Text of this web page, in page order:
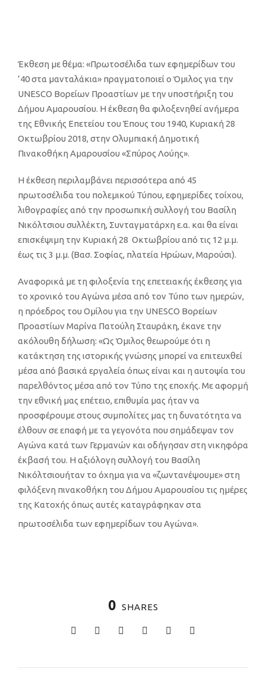
Έκθεση με θέμα: «Πρωτοσέλιδα των εφημερίδων του
’40 στα μανταλάκια» πραγματοποιεί ο Όμιλος για την
UNESCO Βορείων Προαστίων με την υποστήριξη του
Δήμου Αμαρουσίου. Η έκθεση θα φιλοξενηθεί ανήμερα
της Εθνικής Επετείου του Έπους του 1940, Κυριακή 28
Οκτωβρίου 2018, στην Ολυμπιακή Δημοτική
Πινακοθήκη Αμαρουσίου «Σπύρος Λούης».
Η έκθεση περιλαμβάνει περισσότερα από 45
πρωτοσέλιδα του πολεμικού Τύπου, εφημερίδες τοίχου,
λιθογραφίες από την προσωπική συλλογή του Βασίλη
Νικόλτσιου συλλέκτη, Συνταγματάρχη ε.α. και θα είναι
επισκέψιμη την Κυριακή 28 Οκτωβρίου από τις 12 μ.μ.
έως τις 3 μ.μ. (Βασ. Σοφίας, πλατεία Ηρώων, Μαρούσι).
Αναφορικά με τη φιλοξενία της επετειακής έκθεσης για
το χρονικό του Αγώνα μέσα από τον Τύπο των ημερών,
η πρόεδρος του Ομίλου για την UNESCO Βορείων
Προαστίων Μαρίνα Πατούλη Σταυράκη, έκανε την
ακόλουθη δήλωση: «Ως Όμιλος θεωρούμε ότι η
κατάκτηση της ιστορικής γνώσης μπορεί να επιτευχθεί
μέσα από βασικά εργαλεία όπως είναι και η αυτοψία του
παρελθόντος μέσα από τον Τύπο της εποχής. Με αφορμή
την εθνική μας επέτειο, επιθυμία μας ήταν να
προσφέρουμε στους συμπολίτες μας τη δυνατότητα να
έλθουν σε επαφή με τα γεγονότα που σημάδεψαν τον
Αγώνα κατά των Γερμανών και οδήγησαν στη νικηφόρα
έκβασή του. Η αξιόλογη συλλογή του Βασίλη
Νικόλτσιουήταν το όχημα για να «ζωντανέψουμε»στη
φιλόξενη πινακοθήκη του Δήμου Αμαρουσίου τις ημέρες
της Κατοχής όπως αυτές καταγράφηκαν στα
πρωτοσέλιδα των εφημερίδων του Αγώνα».
0 SHARES